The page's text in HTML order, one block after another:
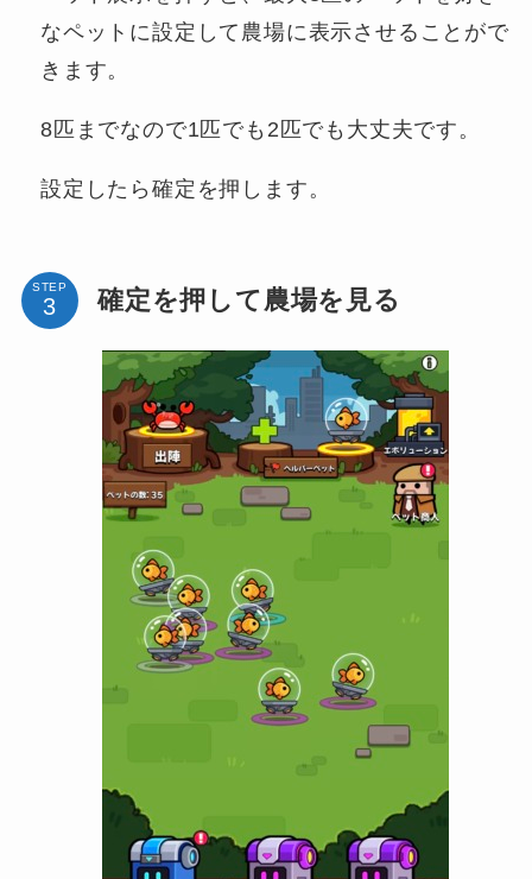
なペットに設定して農場に表示させることがで
きます。
8匹までなので1匹でも2匹でも大丈夫です。
設定したら確定を押します。
STEP 確定を押して農場を見る